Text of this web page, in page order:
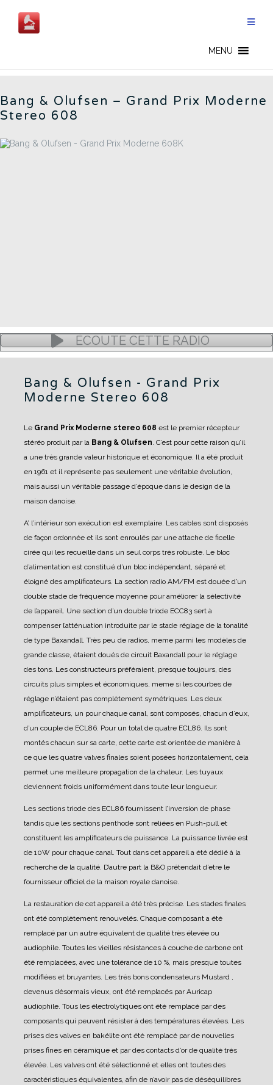
contenu
MENU
Bang & Olufsen – Grand Prix Moderne
Stereo 608
ÉCOUTE CETTE RADIO
Bang & Olufsen - Grand Prix
Moderne Stereo 608
Le Grand Prix Moderne stereo 608 est le premier récepteur
stéréo produit par la Bang & Olufsen. C’est pour cette raison qu’il
a une très grande valeur historique et économique. Il a été produit
en 1961 et il représente pas seulement une véritable évolution,
mais aussi un véritable passage d’époque dans le design de la
maison danoise.
A’ l’intérieur son exécution est exemplaire. Les cables sont disposés
de façon ordonnée et ils sont enroulés par une attache de ficelle
cirée qui les recueille dans un seul corps très robuste. Le bloc
d’alimentation est constitué d’un bloc indépendant, séparé et
éloigné des amplificateurs. La section radio AM/FM est douée d’un
double stade de fréquence moyenne pour améliorer la sélectivité
de l’appareil. Une section d’un double triode ECC83 sert à
compenser l’atténuation introduite par le stade réglage de la tonalité
de type Baxandall. Très peu de radios, meme parmi les modèles de
grande classe, étaient doués de circuit Baxandall pour le réglage
des tons. Les constructeurs préféraient, presque toujours, des
circuits plus simples et économiques, meme si les courbes de
réglage n’étaient pas complètement symétriques. Les deux
amplificateurs, un pour chaque canal, sont composés, chacun d’eux,
d’un couple de ECL86. Pour un total de quatre ECL86. Ils sont
montés chacun sur sa carte, cette carte est orientée de manière à
ce que les quatre valves finales soient posées horizontalement, cela
permet une meilleure propagation de la chaleur. Les tuyaux
deviennent froids uniformément dans toute leur longueur.
Les sections triode des ECL86 fournissent l’inversion de phase
tandis que les sections penthode sont reliées en Push-pull et
constituent les amplificateurs de puissance. La puissance livrée est
de 10W pour chaque canal. Tout dans cet appareil a été dédié à la
recherche de la qualité. D’autre part la B&O prétendait d’etre le
fournisseur officiel de la maison royale danoise.
La restauration de cet appareil a été très précise. Les stades finales
ont été complètement renouvelés. Chaque composant a été
remplacé par un autre équivalent de qualité très élevée ou
audiophile. Toutes les vieilles résistances à couche de carbone ont
été remplacées, avec une tolérance de 10 %, mais presque toutes
modifiées et bruyantes. Les très bons condensateurs Mustard ,
devenus désormais vieux, ont été remplacés par Auricap
audiophile. Tous les électrolytiques ont été remplacé par des
composants qui peuvent résister à des températures élevées. Les
prises des valves en bakélite ont été remplacé par de nouvelles
prises fines en céramique et par des contacts d’or de qualité très
élevée. Les valves ont été sélectionné et elles ont toutes des
caractéristiques équivalentes, afin de n’avoir pas de déséquilibres